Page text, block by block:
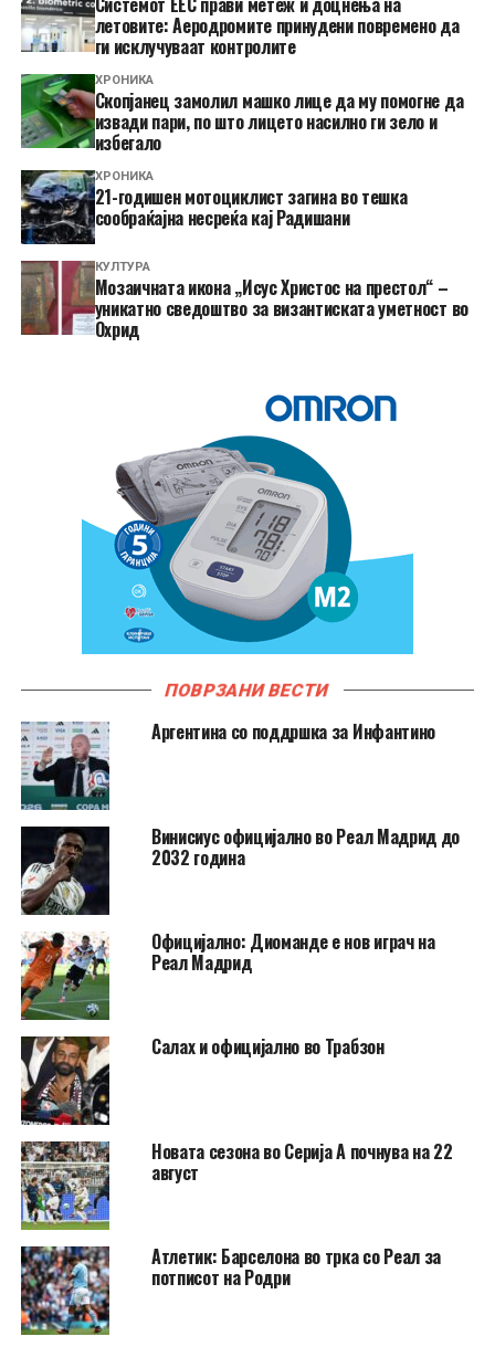
летовите: Аеродромите принудени повремено да
ги исклучуваат контролите
ХРОНИКА
Скопјанец замолил машко лице да му помогне да
извади пари, по што лицето насилно ги зело и
избегало
ХРОНИКА
21-годишен мотоциклист загина во тешка
сообраќајна несреќа кај Радишани
КУЛТУРА
Мозаичната икона „Исус Христос на престол“ –
уникатно сведоштво за византиската уметност во
Охрид
ПОВРЗАНИ ВЕСТИ
Аргентина со поддршка за Инфантино
Винисиус официјално во Реал Мадрид до
2032 година
Официјално: Диоманде е нов играч на
Реал Мадрид
Салах и официјално во Трабзон
Новата сезона во Серија А почнува на 22
август
Атлетик: Барселона во трка со Реал за
потписот на Родри